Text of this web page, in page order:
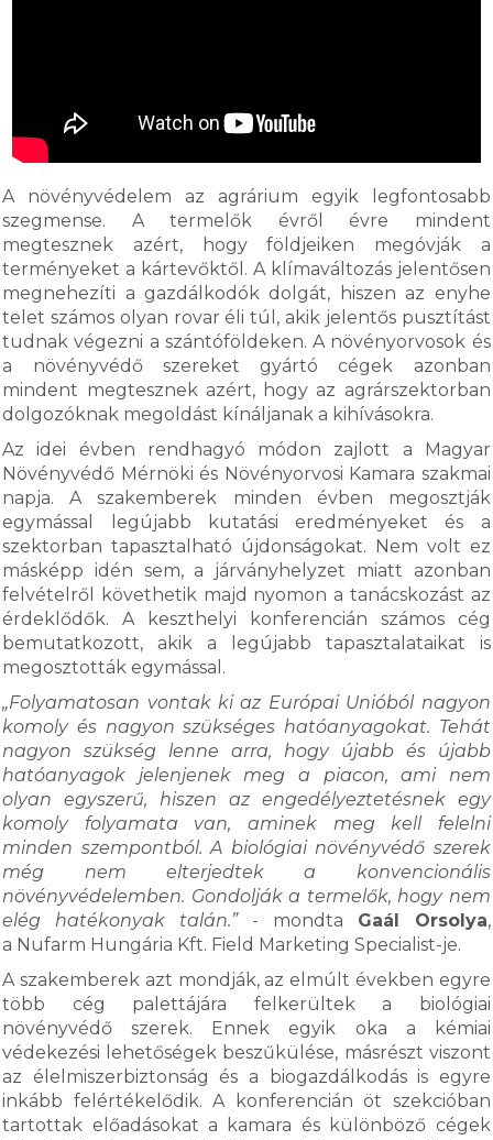
A növényvédelem az agrárium egyik legfontosabb
szegmense. A termelők évről évre mindent
megtesznek azért, hogy földjeiken megóvják a
terményeket a kártevőktől. A klímaváltozás jelentősen
megnehezíti a gazdálkodók dolgát, hiszen az enyhe
telet számos olyan rovar éli túl, akik jelentős pusztítást
tudnak végezni a szántóföldeken. A növényorvosok és
a növényvédő szereket gyártó cégek azonban
mindent megtesznek azért, hogy az agrárszektorban
dolgozóknak megoldást kínáljanak a kihívásokra.
Az idei évben rendhagyó módon zajlott a Magyar
Növényvédő Mérnöki és Növényorvosi Kamara szakmai
napja. A szakemberek minden évben megosztják
egymással legújabb kutatási eredményeket és a
szektorban tapasztalható újdonságokat. Nem volt ez
másképp idén sem, a járványhelyzet miatt azonban
felvételről követhetik majd nyomon a tanácskozást az
érdeklődők. A keszthelyi konferencián számos cég
bemutatkozott, akik a legújabb tapasztalataikat is
megosztották egymással.
„Folyamatosan vontak ki az Európai Unióból nagyon
komoly és nagyon szükséges hatóanyagokat. Tehát
nagyon szükség lenne arra, hogy újabb és újabb
hatóanyagok jelenjenek meg a piacon, ami nem
olyan egyszerű, hiszen az engedélyeztetésnek egy
komoly folyamata van, aminek meg kell felelni
minden szempontból. A biológiai növényvédő szerek
még nem elterjedtek a konvencionális
növényvédelemben. Gondolják a termelők, hogy nem
elég hatékonyak talán.”- mondta Gaál Orsolya,
a Nufarm Hungária Kft. Field Marketing Specialist-je.
A szakemberek azt mondják, az elmúlt években egyre
több cég palettájára felkerültek a biológiai
növényvédő szerek. Ennek egyik oka a kémiai
védekezési lehetőségek beszűkülése, másrészt viszont
az élelmiszerbiztonság és a biogazdálkodás is egyre
inkább felértékelődik. A konferencián öt szekcióban
tartottak előadásokat a kamara és különböző cégek